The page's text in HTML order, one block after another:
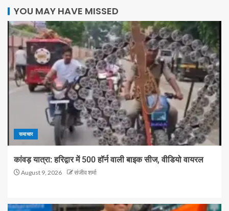
YOU MAY HAVE MISSED
समाचार
कांवड़ यात्रा: हरिद्वार में 500 हॉर्न वाली बाइक सीज, वीडियो वायरल
August 9, 2026 संजीव शर्मा